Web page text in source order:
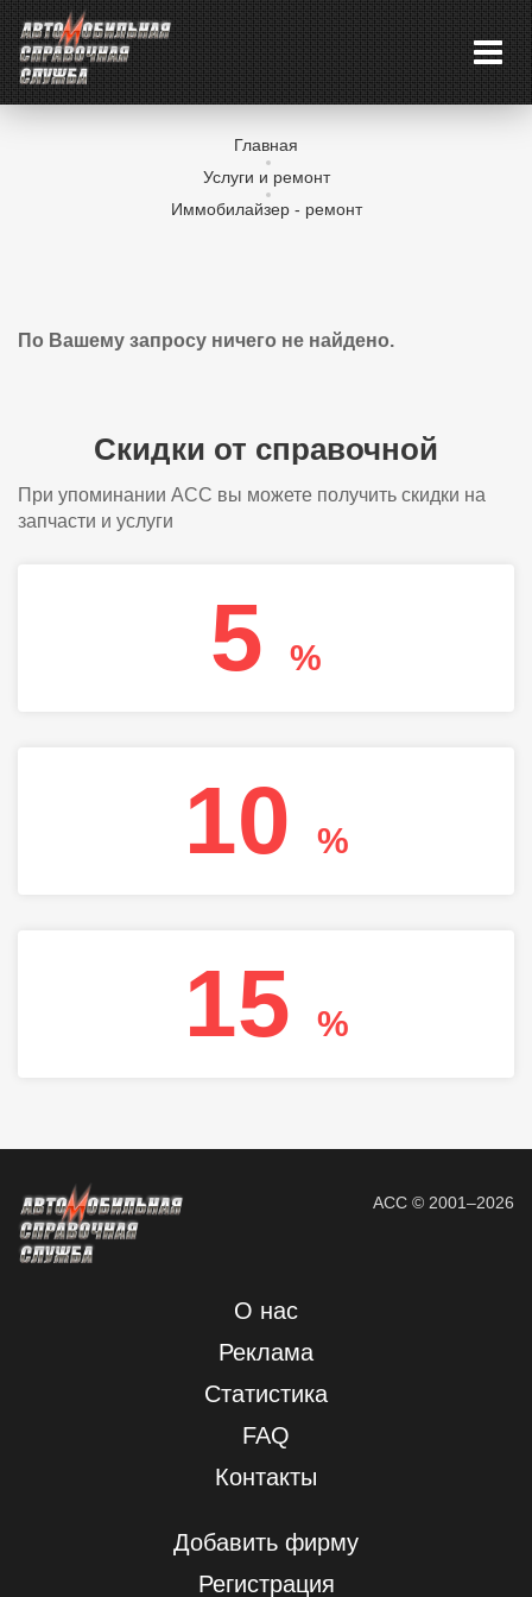
Главная
Услуги и ремонт
Иммобилайзер - ремонт
По Вашему запросу ничего не найдено.
Скидки от справочной
При упоминании АСС вы можете получить скидки на
запчасти и услуги
5 %
10 %
15 %
АСС © 2001–2026
О нас
Реклама
Статистика
FAQ
Контакты
Добавить фирму
Регистрация